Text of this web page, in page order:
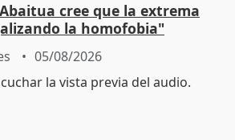
cree que la extrema
la homofobia"
05/08/2026